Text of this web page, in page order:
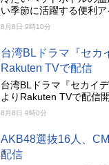
い季節に活躍する便利
8月8日 9時10分
台湾BLドラマ『セカ
Rakuten TVで配信
台湾BLドラマ『セカイ
よりRakuten TVで配信
8月8日 9時0分
AKB48選抜16人、
配信